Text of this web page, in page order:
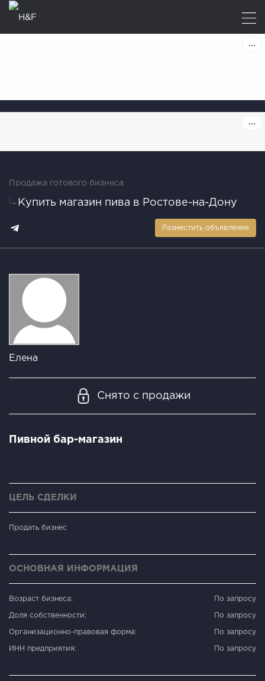
Продажа готового бизнеса
Купить магазин пива в Ростове-на-Дону
Разместить объявление
Елена
Снято с продажи
Пивной бар-мaгазин
ЦЕЛЬ СДЕЛКИ
Продать бизнес
ОСНОВНАЯ ИНФОРМАЦИЯ
Возраст бизнеса: По запросу
Доля собственности: По запросу
Организационно-правовая форма: По запросу
ИНН предприятия: По запросу